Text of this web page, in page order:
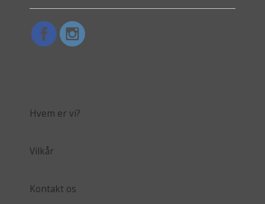
Hvem er vi?
Vilkår
Kontakt os